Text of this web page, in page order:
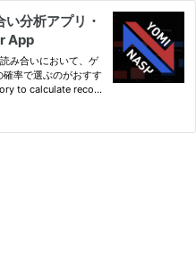
分析アプリ・
App
み合いにおいて、ゲ
率で選ぶのがおすす
to calculate recom